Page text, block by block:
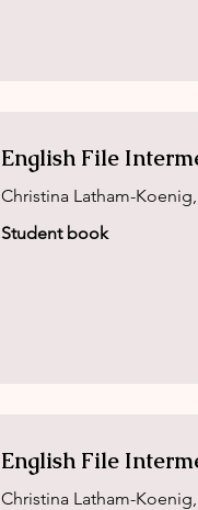
English File
Christina Latham-
Student book
English File
Christina Latham-